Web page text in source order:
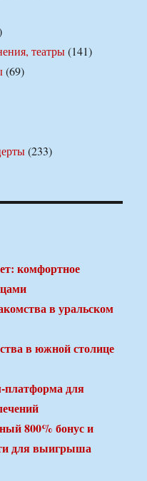
театры(141)
(69)
(233)
комфортное
в уральском
в южной столице
для
800% бонус и
для выигрыша